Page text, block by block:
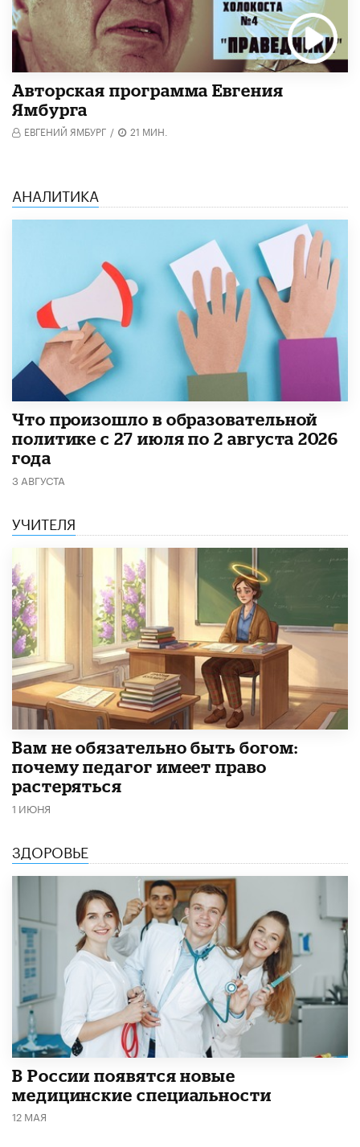
Авторская программа Евгения
Ямбурга
ЕВГЕНИЙ ЯМБУРГ / 21 МИН.
АНАЛИТИКА
​Что произошло в образовательной
политике с 27 июля по 2 августа 2026
года
3 АВГУСТА
УЧИТЕЛЯ
​Вам не обязательно быть богом:
почему педагог имеет право
растеряться
1 ИЮНЯ
ЗДОРОВЬЕ
В России появятся новые
медицинские специальности
12 МАЯ